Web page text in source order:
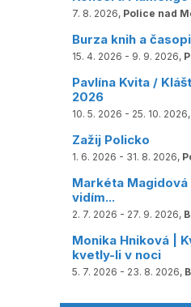
7. 8. 2026, Police nad
Burza knih a
15. 4. 2026 - 9. 9. 2026,
Pavlína Kvita /
2026
10. 5. 2026 - 25. 10. 2026,
Zažij Policko
1. 6. 2026 - 31. 8. 2026,
Markéta
vidím...
2. 7. 2026 - 27. 9. 2026,
Monika Hniková |
kvetly-li v noci
5. 7. 2026 - 23. 8. 2026,